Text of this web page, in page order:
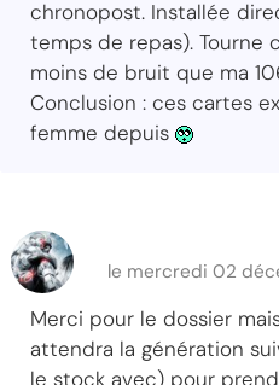
chronopost. Installée
temps de repas). Tourne
moins de bruit que ma
Conclusion : ces cartes
femme depuis
le mercredi 02
Merci pour le dossier
attendra la génération
le stock avec) pour